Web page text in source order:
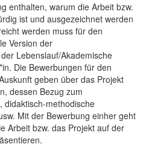
enthalten, warum die Arbeit bzw.
ist und ausgezeichnet werden
werden muss für den
Version der
Lebenslauf/Akademische
Die Bewerbungen für den
geben über das Projekt
dessen Bezug zum
didaktisch-methodische
Mit der Bewerbung einher geht
Arbeit bzw. das Projekt auf der